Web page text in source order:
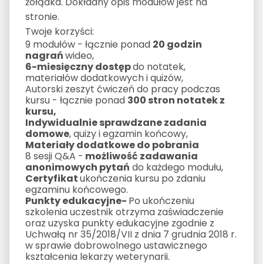
stronie.
Twoje korzyści:
9 modułów - łącznie ponad 20 godzin
nagrańwideo,
6-miesięczny dostępdo notatek,
materiałów dodatkowych i quizów,
Autorski zeszyt ćwiczeń do pracy podczas
kursu - łącznie ponad 300 stron notatek z
kursu,
Indywidualnie sprawdzane zadania
domowe, quizy i egzamin końcowy,
Materiały dodatkowe do pobrania
8 sesji Q&A - możliwość zadawania
anonimowych pytań do każdego modułu,
Certyfikatukończenia kursu po zdaniu
egzaminu końcowego.
Punkty edukacyjne- Po ukończeniu
szkolenia uczestnik otrzyma zaświadczenie
oraz uzyska punkty edukacyjne zgodnie z
Uchwałą nr 35/2018/VII z dnia 7 grudnia 2018 r.
w sprawie dobrowolnego ustawicznego
kształcenia lekarzy weterynarii.